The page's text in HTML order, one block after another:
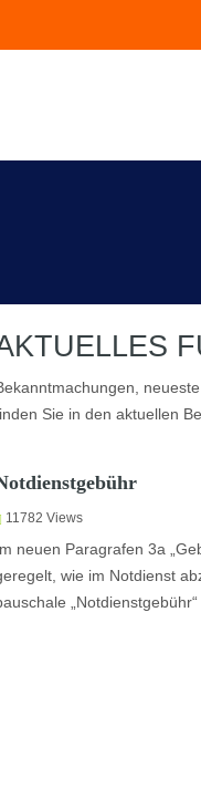
Sie in den aktuellen
11782 Views
neuen Paragrafen 3a
wie im Notdienst
„Notdienstgebühr“